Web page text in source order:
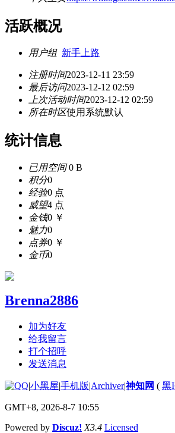
活跃概况
用户组 新手上路
注册时间2023-12-11 23:59
最后访问2023-12-12 02:59
上次活动时间2023-12-12 02:59
所在时区使用系统默认
统计信息
已用空间0 B
积分0
经验0 点
威望4 点
金钱0 ￥
魅力0
点券0 ￥
金币0
Brenna2886
加为好友
给我留言
打个招呼
发送消息
|小黑屋|手机版|Archiver|神知网 ( 黑
GMT+8, 2026-8-7 10:55
Powered by Discuz! X3.4 Licensed